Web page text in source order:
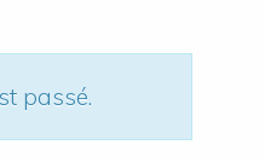
passé.